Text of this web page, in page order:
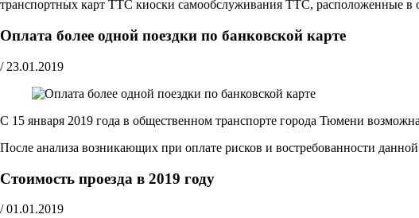
транспортных карт ТТС киоски самообслуживания ТТС, расположенные в
Оплата более одной поездки по банковской карте
/ 23.01.2019
С 15 января 2019 года в общественном транспорте города Тюмени
После анализа возникающих при оплате рисков и востребованности
Стоимость проезда в 2019 году
/ 01.01.2019